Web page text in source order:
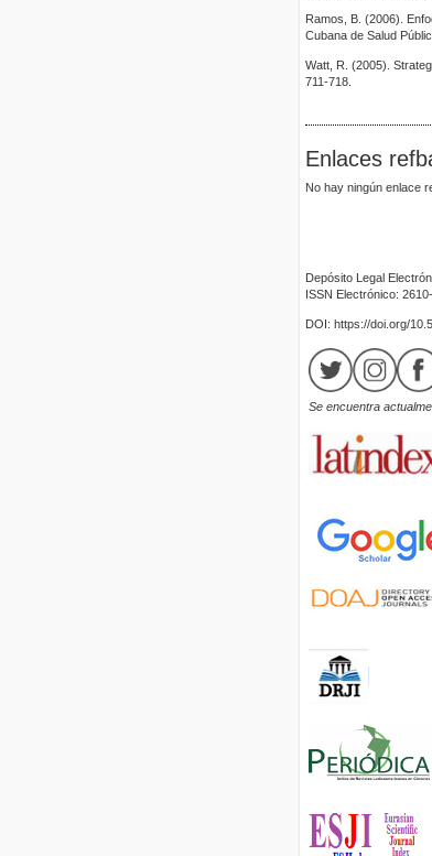
Ramos, B. (2006).
Cubana de Salud
Watt, R. (2005).
711-718.
Enlaces
No hay ningún enlace
Depósito Legal
ISSN Electrónico:
DOI: https://doi.org/
Se encuentra